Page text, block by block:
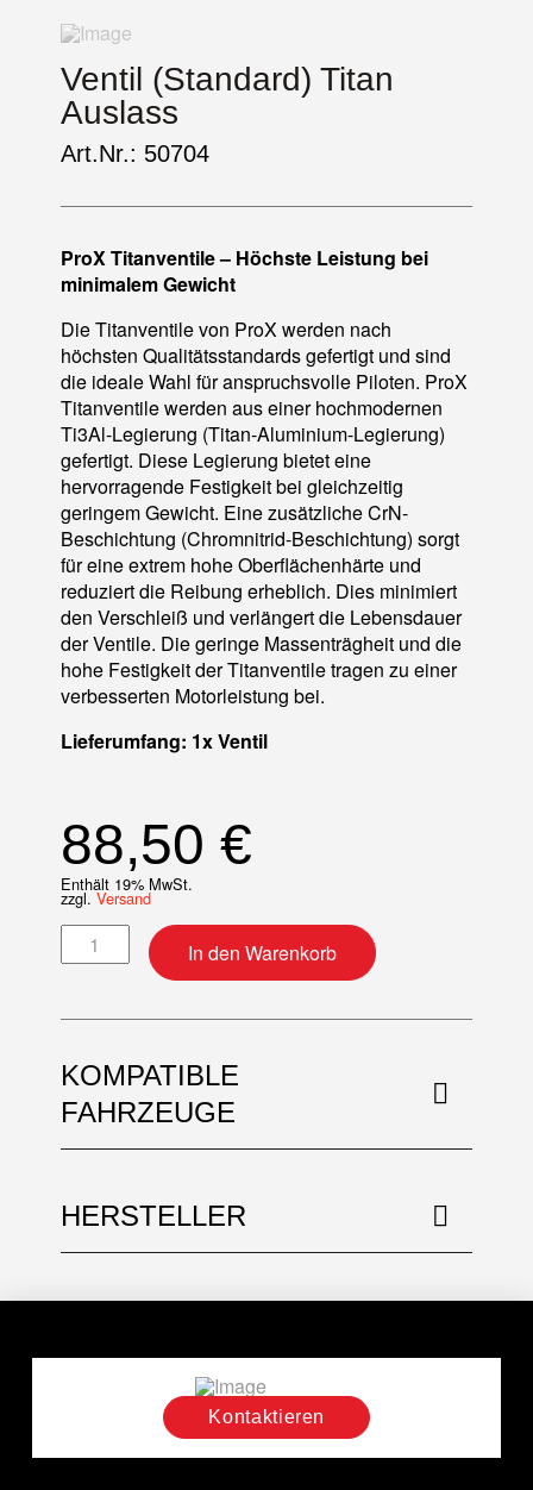
Ventil (Standard) Titan
Auslass
Art.Nr.: 50704
ProX Titanventile – Höchste Leistung bei
minimalem Gewicht
Die Titanventile von ProX werden nach
höchsten Qualitätsstandards gefertigt und sind
die ideale Wahl für anspruchsvolle Piloten. ProX
Titanventile werden aus einer hochmodernen
Ti3Al-Legierung (Titan-Aluminium-Legierung)
gefertigt. Diese Legierung bietet eine
hervorragende Festigkeit bei gleichzeitig
geringem Gewicht. Eine zusätzliche CrN-
Beschichtung (Chromnitrid-Beschichtung) sorgt
für eine extrem hohe Oberflächenhärte und
reduziert die Reibung erheblich. Dies minimiert
den Verschleiß und verlängert die Lebensdauer
der Ventile. Die geringe Massenträgheit und die
hohe Festigkeit der Titanventile tragen zu einer
verbesserten Motorleistung bei.
Lieferumfang: 1x Ventil
88,50 €
Enthält 19% MwSt.
zzgl. Versand
Ventil (Standard) Titan Auslass Menge
In den Warenkorb
KOMPATIBLE
FAHRZEUGE
HERSTELLER
Kontaktieren